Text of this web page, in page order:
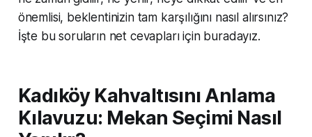
önemlisi, beklentinizin tam karşılığını nasıl alırsınız?
İşte bu soruların net cevapları için buradayız.
Kadıköy Kahvaltısını Anlama
Kılavuzu: Mekan Seçimi Nasıl